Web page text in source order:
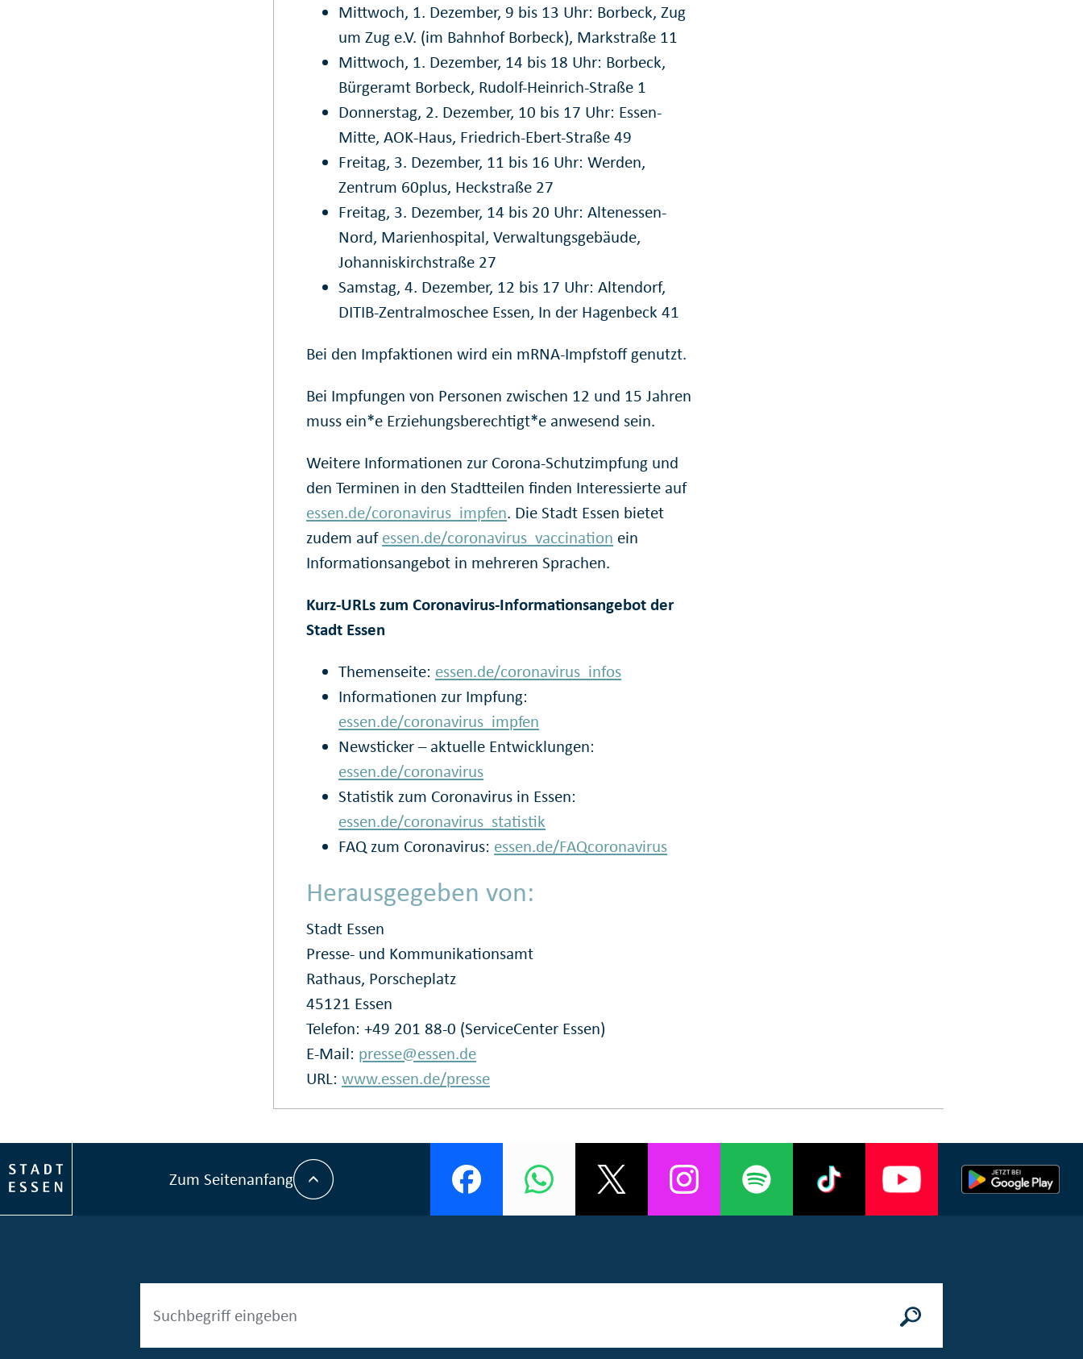
Mittwoch, 1. Dezember, 9 bis 13 Uhr: Borbeck, Zug
um Zug e.V. (im Bahnhof Borbeck), Markstraße 11
Mittwoch, 1. Dezember, 14 bis 18 Uhr: Borbeck,
Bürgeramt Borbeck, Rudolf-Heinrich-Straße 1
Donnerstag, 2. Dezember, 10 bis 17 Uhr: Essen-
Mitte, AOK-Haus, Friedrich-Ebert-Straße 49
Freitag, 3. Dezember, 11 bis 16 Uhr: Werden,
Zentrum 60plus, Heckstraße 27
Freitag, 3. Dezember, 14 bis 20 Uhr: Altenessen-
Nord, Marienhospital, Verwaltungsgebäude,
Johanniskirchstraße 27
Samstag, 4. Dezember, 12 bis 17 Uhr: Altendorf,
DITIB-Zentralmoschee Essen, In der Hagenbeck 41
Bei den Impfaktionen wird ein mRNA-Impfstoff genutzt.
Bei Impfungen von Personen zwischen 12 und 15 Jahren
muss ein*e Erziehungsberechtigt*e anwesend sein.
Weitere Informationen zur Corona-Schutzimpfung und
den Terminen in den Stadtteilen finden Interessierte auf
essen.de/coronavirus_impfen. Die Stadt Essen bietet
zudem aufessen.de/coronavirus_vaccination ein
Informationsangebot in mehreren Sprachen.
Kurz-URLs zum Coronavirus-Informationsangebot der
Stadt Essen
Themenseite: essen.de/coronavirus_infos
Informationen zur Impfung:
essen.de/coronavirus_impfen
Newsticker – aktuelle Entwicklungen:
essen.de/coronavirus
Statistik zum Coronavirus in Essen:
essen.de/coronavirus_statistik
FAQ zum Coronavirus: essen.de/FAQcoronavirus
Herausgegeben von:
Stadt Essen
Presse- und Kommunikationsamt
Rathaus, Porscheplatz
45121 Essen
Telefon: +49 201 88-0 (ServiceCenter Essen)
E-Mail: presse@essen.de
URL:www.essen.de/presse
Zum Seitenanfang